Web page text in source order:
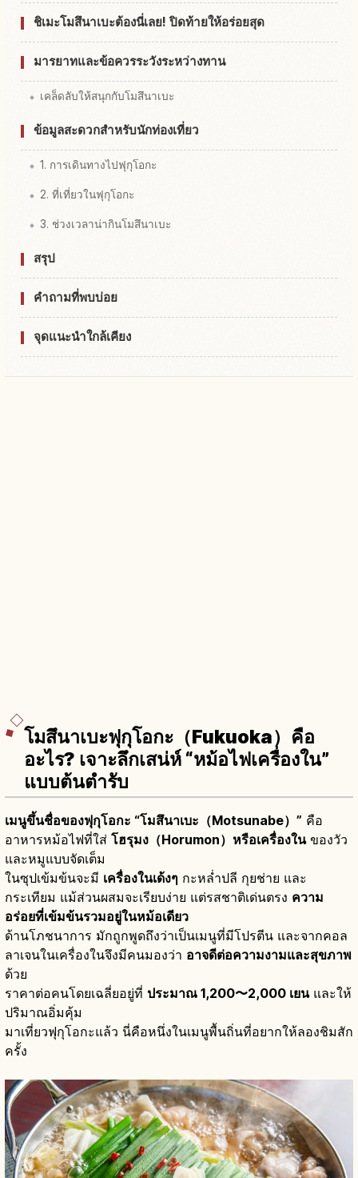
ชิเมะโมสึนาเบะต้องนี่เลย! ปิดท้ายให้อร่อยสุด
มารยาทและข้อควรระวังระหว่างทาน
เคล็ดลับให้สนุกกับโมสึนาเบะ
ข้อมูลสะดวกสำหรับนักท่องเที่ยว
1. การเดินทางไปฟุกุโอกะ
2. ที่เที่ยวในฟุกุโอกะ
3. ช่วงเวลาน่ากินโมสึนาเบะ
สรุป
คำถามที่พบบ่อย
จุดแนะนำใกล้เคียง
โมสึนาเบะฟุกุโอกะ（Fukuoka）คือ
อะไร? เจาะลึกเสน่ห์ “หม้อไฟเครื่องใน”
แบบต้นตำรับ
เมนูขึ้นชื่อของฟุกุโอกะ “โมสึนาเบะ（Motsunabe）” คือ
อาหารหม้อไฟที่ใส่ โฮรุมง（Horumon）หรือเครื่องในของวัว
และหมูแบบจัดเต็ม
ในซุปเข้มข้นจะมี เครื่องในเด้งๆ กะหล่ำปลี กุยช่าย และ
กระเทียม แม้ส่วนผสมจะเรียบง่าย แต่รสชาติเด่นตรง ความ
อร่อยที่เข้มข้นรวมอยู่ในหม้อเดียว
ด้านโภชนาการ มักถูกพูดถึงว่าเป็นเมนูที่มีโปรตีน และจากคอล
ลาเจนในเครื่องในจึงมีคนมองว่า อาจดีต่อความงามและสุขภาพ
ด้วย
ราคาต่อคนโดยเฉลี่ยอยู่ที่ ประมาณ 1,200〜2,000 เยนและให้
ปริมาณอิ่มคุ้ม
มาเที่ยวฟุกุโอกะแล้ว นี่คือหนึ่งในเมนูพื้นถิ่นที่อยากให้ลองชิมสัก
ครั้ง